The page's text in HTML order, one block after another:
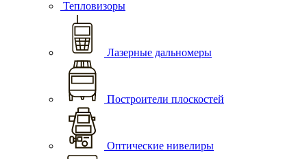
Тепловизоры
Лазерные дальномеры
Построители плоскостей
Оптические нивелиры